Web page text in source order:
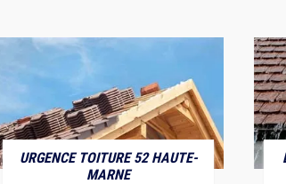
URGENCE TOITURE 52 HAUTE-
MARNE